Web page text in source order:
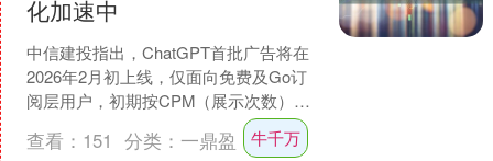
化加速中
中信建投指出，ChatGPT首批广告将在
2026年2月初上线，仅面向免费及Go订
阅层用户，初期按CPM（展示次数）收
费。中信建投认为OpenAI广告变现较克
制，....
查看： 151 分类： 一鼎盈 牛千万